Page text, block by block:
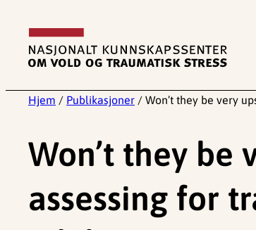
innhold
Hjem / Publikasjoner / Won’t they be very
Won’t they be
assessing for